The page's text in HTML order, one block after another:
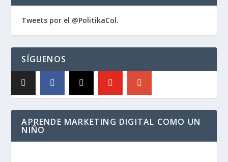
Tweets por el @PolitikaCol.
SÍGUENOS
APRENDE MARKETING DIGITAL COMO UN
NIÑO